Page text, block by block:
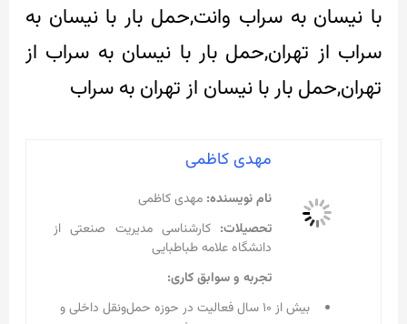
با نیسان به سراب وانت,حمل بار با نیسان به
سراب از تهران,حمل بار با نیسان به سراب از
تهران,حمل بار با نیسان از تهران به سراب
مهدی کاظمی
نام نویسنده: مهدی کاظمی
تحصیلات: کارشناسی مدیریت صنعتی از
دانشگاه علامه طباطبایی
تجربه و سوابق کاری:
بیش از ۱۰ سال فعالیت در حوزه حمل‌ونقل داخلی و